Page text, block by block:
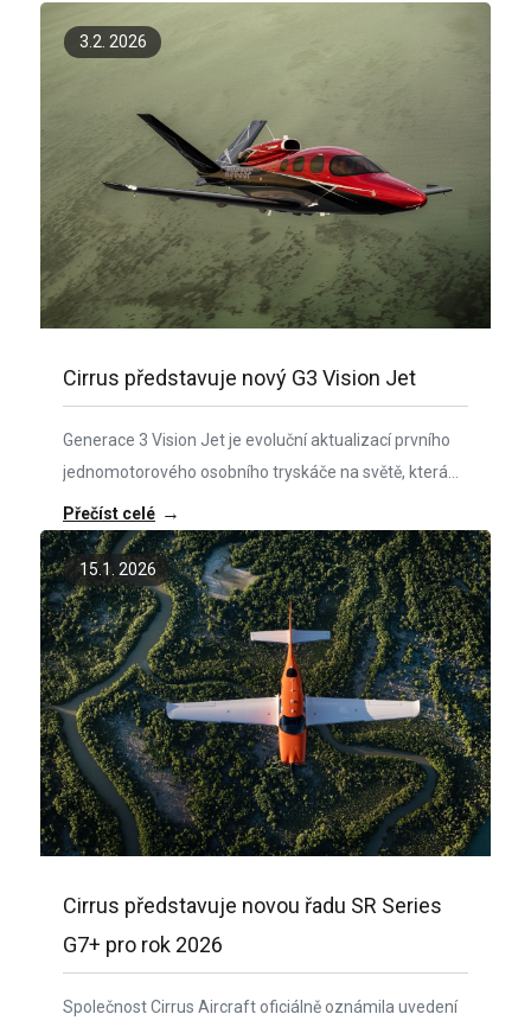
3.2. 2026
Cirrus představuje nový G3 Vision Jet
Generace 3 Vision Jet je evoluční aktualizací prvního
jednomotorového osobního tryskáče na světě, která
přináší nově pojatý interiér, zvýšenou kapacitu sezení
a další bezpečnostní inovace.
Přečíst celé →
15.1. 2026
Cirrus představuje novou řadu SR Series
G7+ pro rok 2026
Společnost Cirrus Aircraft oficiálně oznámila uvedení